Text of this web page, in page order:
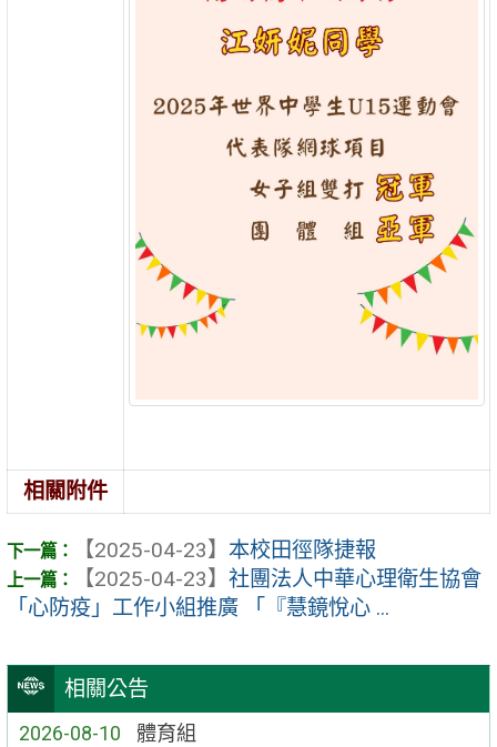
相關公告
2026-08-10 體育組
相關附件
【2025-04-23】 本校田徑隊捷報
【2025-04-23】 社團法人中華心理衛生協會
「心防疫」工作小組推廣 「『慧鏡悅心 ...